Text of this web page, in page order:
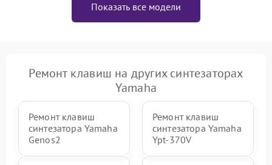
Показать все модели
Ремонт клавиш на других синтезаторах
Yamaha
Ремонт клавиш
синтезатора Yamaha
Genos2
Ремонт клавиш
синтезатора Yamaha
Ypt-370V